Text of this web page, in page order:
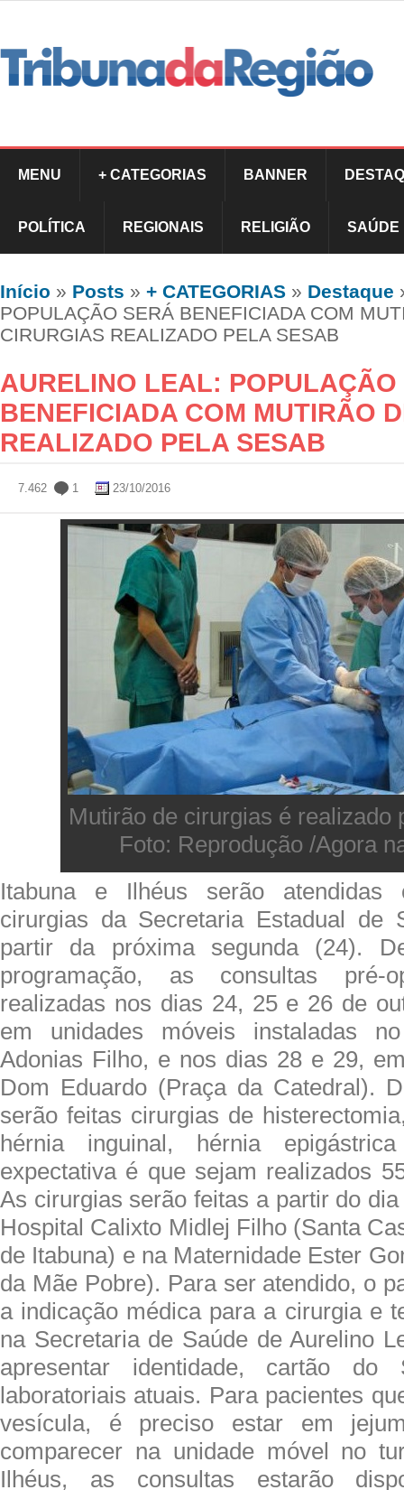
MENU + CATEGORIAS BANNER
POLÍTICA REGIONAIS RELIGIÃO SAÚDE
Início » Posts » + CATEGORIAS » Destaque
POPULAÇÃO SERÁ BENEFICIADA COM
CIRURGIAS REALIZADO PELA SESAB
AURELINO LEAL: POPULAÇÃO
BENEFICIADA COM MUTIRÃO
REALIZADO PELA SESAB
7.462 1 23/10/2016
Mutirão de cirurgias é realizado
Foto: Reprodução /Agora
Itabuna e Ilhéus serão atendidas
cirurgias da Secretaria Estadual de
partir da próxima segunda (24).
programação, as consultas pré-
realizadas nos dias 24, 25 e 26 de
em unidades móveis instaladas
Adonias Filho, e nos dias 28 e 29,
Dom Eduardo (Praça da Catedral).
serão feitas cirurgias de
hérnia inguinal, hérnia
expectativa é que sejam realizados
As cirurgias serão feitas a partir do
Hospital Calixto Midlej Filho (Santa
de Itabuna) e na Maternidade Ester
da Mãe Pobre). Para ser atendido, o
a indicação médica para a cirurgia e
na Secretaria de Saúde de Aurelino
apresentar identidade, cartão
laboratoriais atuais. Para pacientes
vesícula, é preciso estar em
comparecer na unidade móvel no
Ilhéus, as consultas estarão